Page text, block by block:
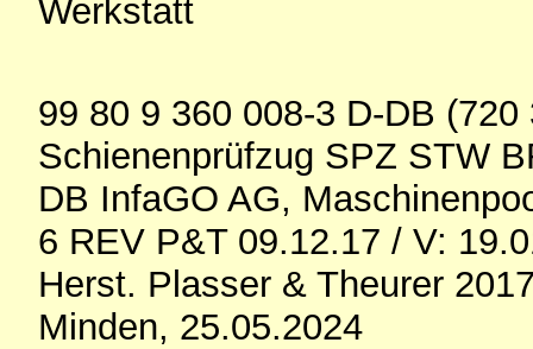
Werkstatt
99 80 9 360 008-3 D-DB
Schienenprüfzug SPZ STW
DB InfaGO AG,
6 REV P&T 09.12.17 / V:
Herst. Plasser & Theurer
Minden, 25.05.2024